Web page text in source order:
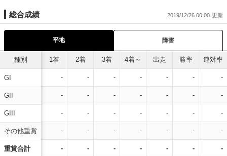
総合成績 2019/12/26 00:00
平地 障害
種別
GI
GII
GIII
その他重賞
重賞合計
1着 2着 3着 4着～ 出走 勝率 連対率
- - - - - - -
- - - - - - -
- - - - - - -
- - - - - - -
- - - - - - -